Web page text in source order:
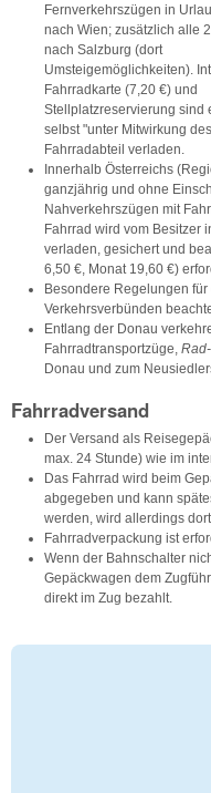
Fernverkehrszügen in
nach Wien; zusätzlich alle 2
nach Salzburg (dort
Umsteigemöglichkeiten).
Fahrradkarte (7,20 €) und
Stellplatzreservierung sind
selbst "unter Mitwirkung
Fahrradabteil verladen.
Innerhalb Österreichs
ganzjährig und ohne
Nahverkehrszügen mit
Fahrrad wird vom Besitzer
verladen, gesichert und
6,50 €, Monat 19,60 €)
Besondere Regelungen
Verkehrsverbünden
Entlang der Donau
Fahrradtransportzüge,
Donau und zum
Fahrradversand
Der Versand als
max. 24 Stunde) wie im
Das Fahrrad wird beim
abgegeben und kann
werden, wird allerdings
Fahrradverpackung ist
Wenn der Bahnschalter
Gepäckwagen dem
direkt im Zug bezahlt.